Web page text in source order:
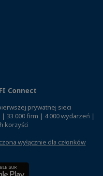
Connect
prywatnej sieci
33 000 firm | 4 000 wydarzeń |
korzyści
wyłącznie dla członków